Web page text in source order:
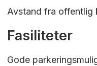
Avstand fra offentlig
Fasiliteter
Gode